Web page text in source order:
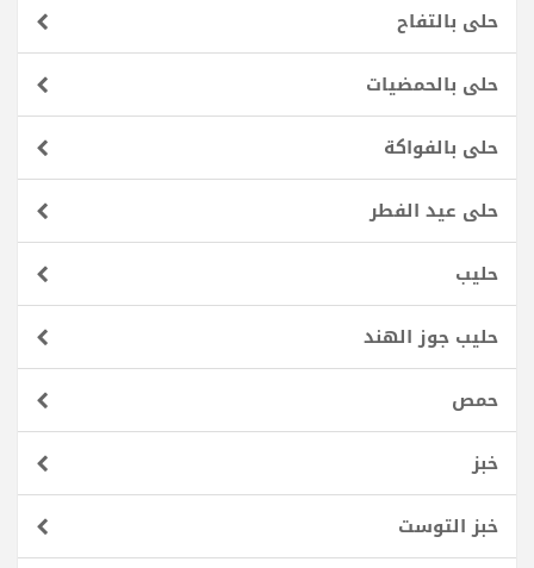
حلى بالتفاح
حلى بالحمضيات
حلى بالفواكة
حلى عيد الفطر
حليب
حليب جوز الهند
حمص
خبز
خبز التوست